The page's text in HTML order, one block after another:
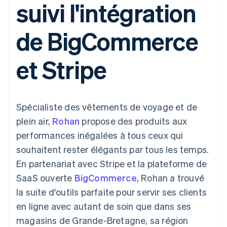
Moyens de
paiement
de 125
Terminal
personne
Authorization
optimisée
Paiements
accélérés
Connections
Comptes
financiers
associés
Recognition
Comptabilité
automatisée
Stripe Sigma
Rapports
personnalisés
Synchronisation
des données
cryptomonnaie
intégrables
Plus
Product roadmap
l’application
Marketplaces
Gestion financière
Plateformes
SaaS
Par secteur
Entreprises d'IA
créateurs
Jeux
Hôtellerie, voyages et
loisirs
Assurance
Médias et
divertissements
Organisations à but
non lucratif
Services aux
entreprises
Secteur public
Gérer des
abonnements
Proposer une
facturation à l'usage
Émettre des cartes
bancaires adossées à
des stablecoins
Fournir et gérer des
services avec des
Ressources
Intégrations
d'applications
Exemples de code
Blog des développeurs
État de l'API
Entreprise
Roadmap produit
Sessions : conférence
annuelle
Carrières
Communiqués de
presse
Contact
Contacter notre équipe
Devenir partenaire
suivi l'intégration
de BigCommerce
et Stripe
Spécialiste des vêtements de voyage et de
plein air, Rohan propose des produits aux
performances inégalées à tous ceux qui
souhaitent rester élégants par tous les temps.
En partenariat avec Stripe et la plateforme de
SaaS ouverte BigCommerce, Rohan a trouvé
la suite d'outils parfaite pour servir ses clients
en ligne avec autant de soin que dans ses
magasins de Grande-Bretagne, sa région